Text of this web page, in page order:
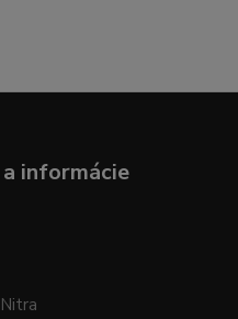
informácie